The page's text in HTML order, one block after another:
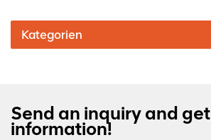
Kategorien
Send an inquiry and get
information!